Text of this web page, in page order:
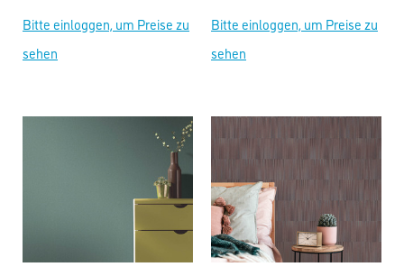
Bitte einloggen, um Preise zu
sehen
Bitte einloggen, um Preise zu
sehen